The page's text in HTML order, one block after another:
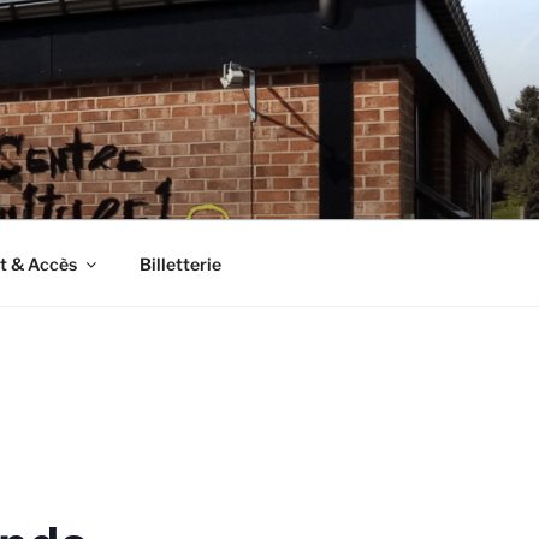
& Accès Billetterie